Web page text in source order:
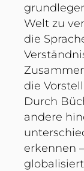
Welt zu
die
die
Durch
andere
erkennen